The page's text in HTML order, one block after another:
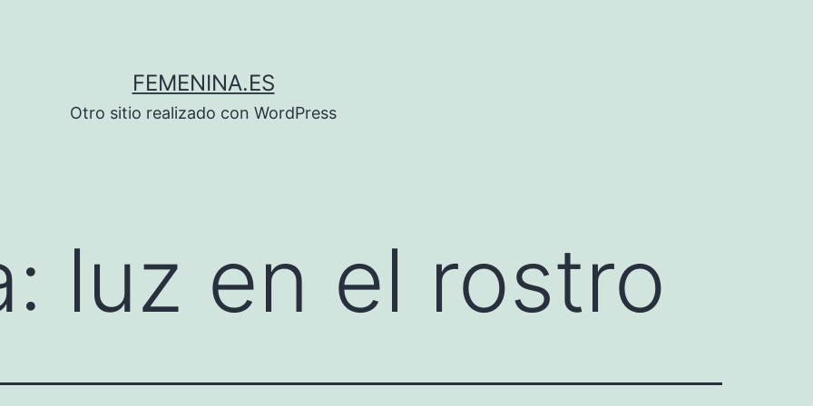
FEMENINA.ES
Otro sitio realizado con WordPress
luz en el rostro